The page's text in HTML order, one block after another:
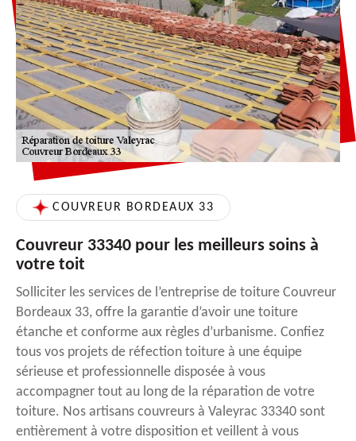
COUVREUR BORDEAUX 33
Couvreur 33340 pour les meilleurs soins à
votre toit
Solliciter les services de l’entreprise de toiture Couvreur
Bordeaux 33, offre la garantie d’avoir une toiture
étanche et conforme aux règles d’urbanisme. Confiez
tous vos projets de réfection toiture à une équipe
sérieuse et professionnelle disposée à vous
accompagner tout au long de la réparation de votre
toiture. Nos artisans couvreurs à Valeyrac 33340 sont
entièrement à votre disposition et veillent à vous